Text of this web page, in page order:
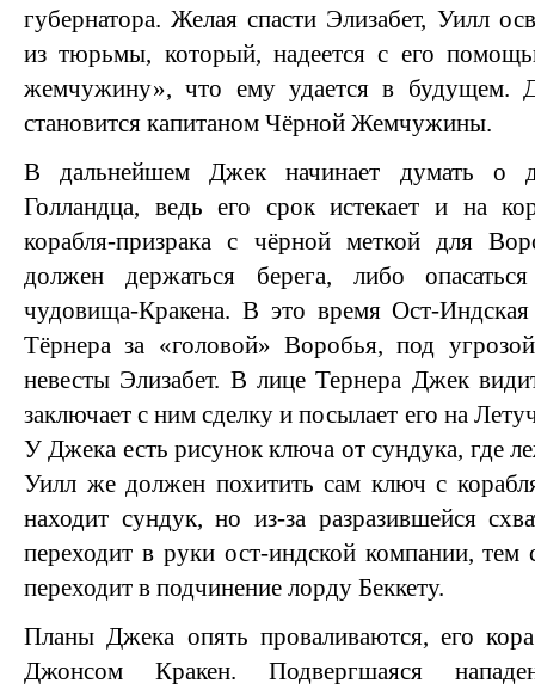
губернатора. Желая спасти Элизабет, Уилл
из тюрьмы, который, надеется с его
жемчужину», что ему удается в будущем.
становится капитаном Чёрной Жемчужины.
В дальнейшем Джек начинает думать о
Голландца, ведь его срок истекает и на
корабля-призрака с чёрной меткой для
должен держаться берега, либо
чудовища-Кракена. В это время Ост-
Тёрнера за «головой» Воробья, под
невесты Элизабет. В лице Тернера Джек
заключает с ним сделку и посылает его на
У Джека есть рисунок ключа от сундука, где
Уилл же должен похитить сам ключ с
находит сундук, но из-за разразившейся
переходит в руки ост-индской компании,
переходит в подчинение лорду Беккету.
Планы Джека опять проваливаются, его
Джонсом Кракен. Подвергшаяся